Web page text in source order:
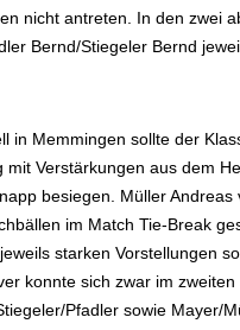
nicht antreten. In den zwei
Bernd/Stiegeler Bernd
in Memmingen sollte der
Verstärkungen aus dem
besiegen. Müller
im Match Tie-Break
starken Vorstellungen
konnte sich zwar im
Pfadler sowie Mayer/